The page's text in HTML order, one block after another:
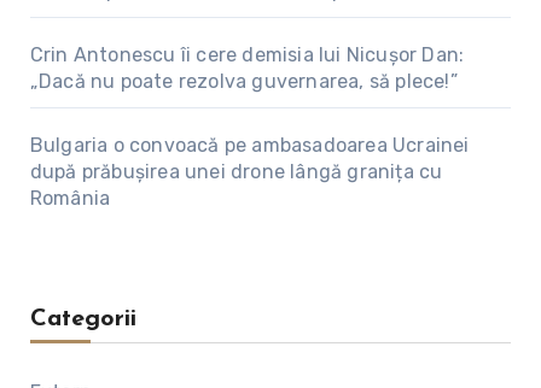
Crin Antonescu îi cere demisia lui Nicușor Dan:
„Dacă nu poate rezolva guvernarea, să plece!”
Bulgaria o convoacă pe ambasadoarea Ucrainei
după prăbușirea unei drone lângă granița cu
România
Categorii